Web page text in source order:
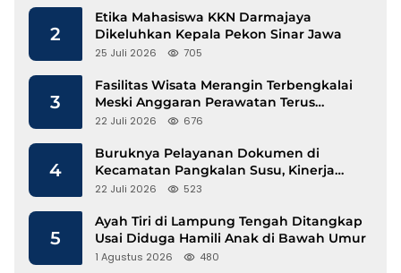
2
Etika Mahasiswa KKN Darmajaya
Dikeluhkan Kepala Pekon Sinar Jawa
25 Juli 2026 705
3
Fasilitas Wisata Merangin Terbengkalai
Meski Anggaran Perawatan Terus
Mengalir
22 Juli 2026 676
4
Buruknya Pelayanan Dokumen di
Kecamatan Pangkalan Susu, Kinerja
Disdukcapil Langkat Disorot
22 Juli 2026 523
5
Ayah Tiri di Lampung Tengah Ditangkap
Usai Diduga Hamili Anak di Bawah Umur
1 Agustus 2026 480